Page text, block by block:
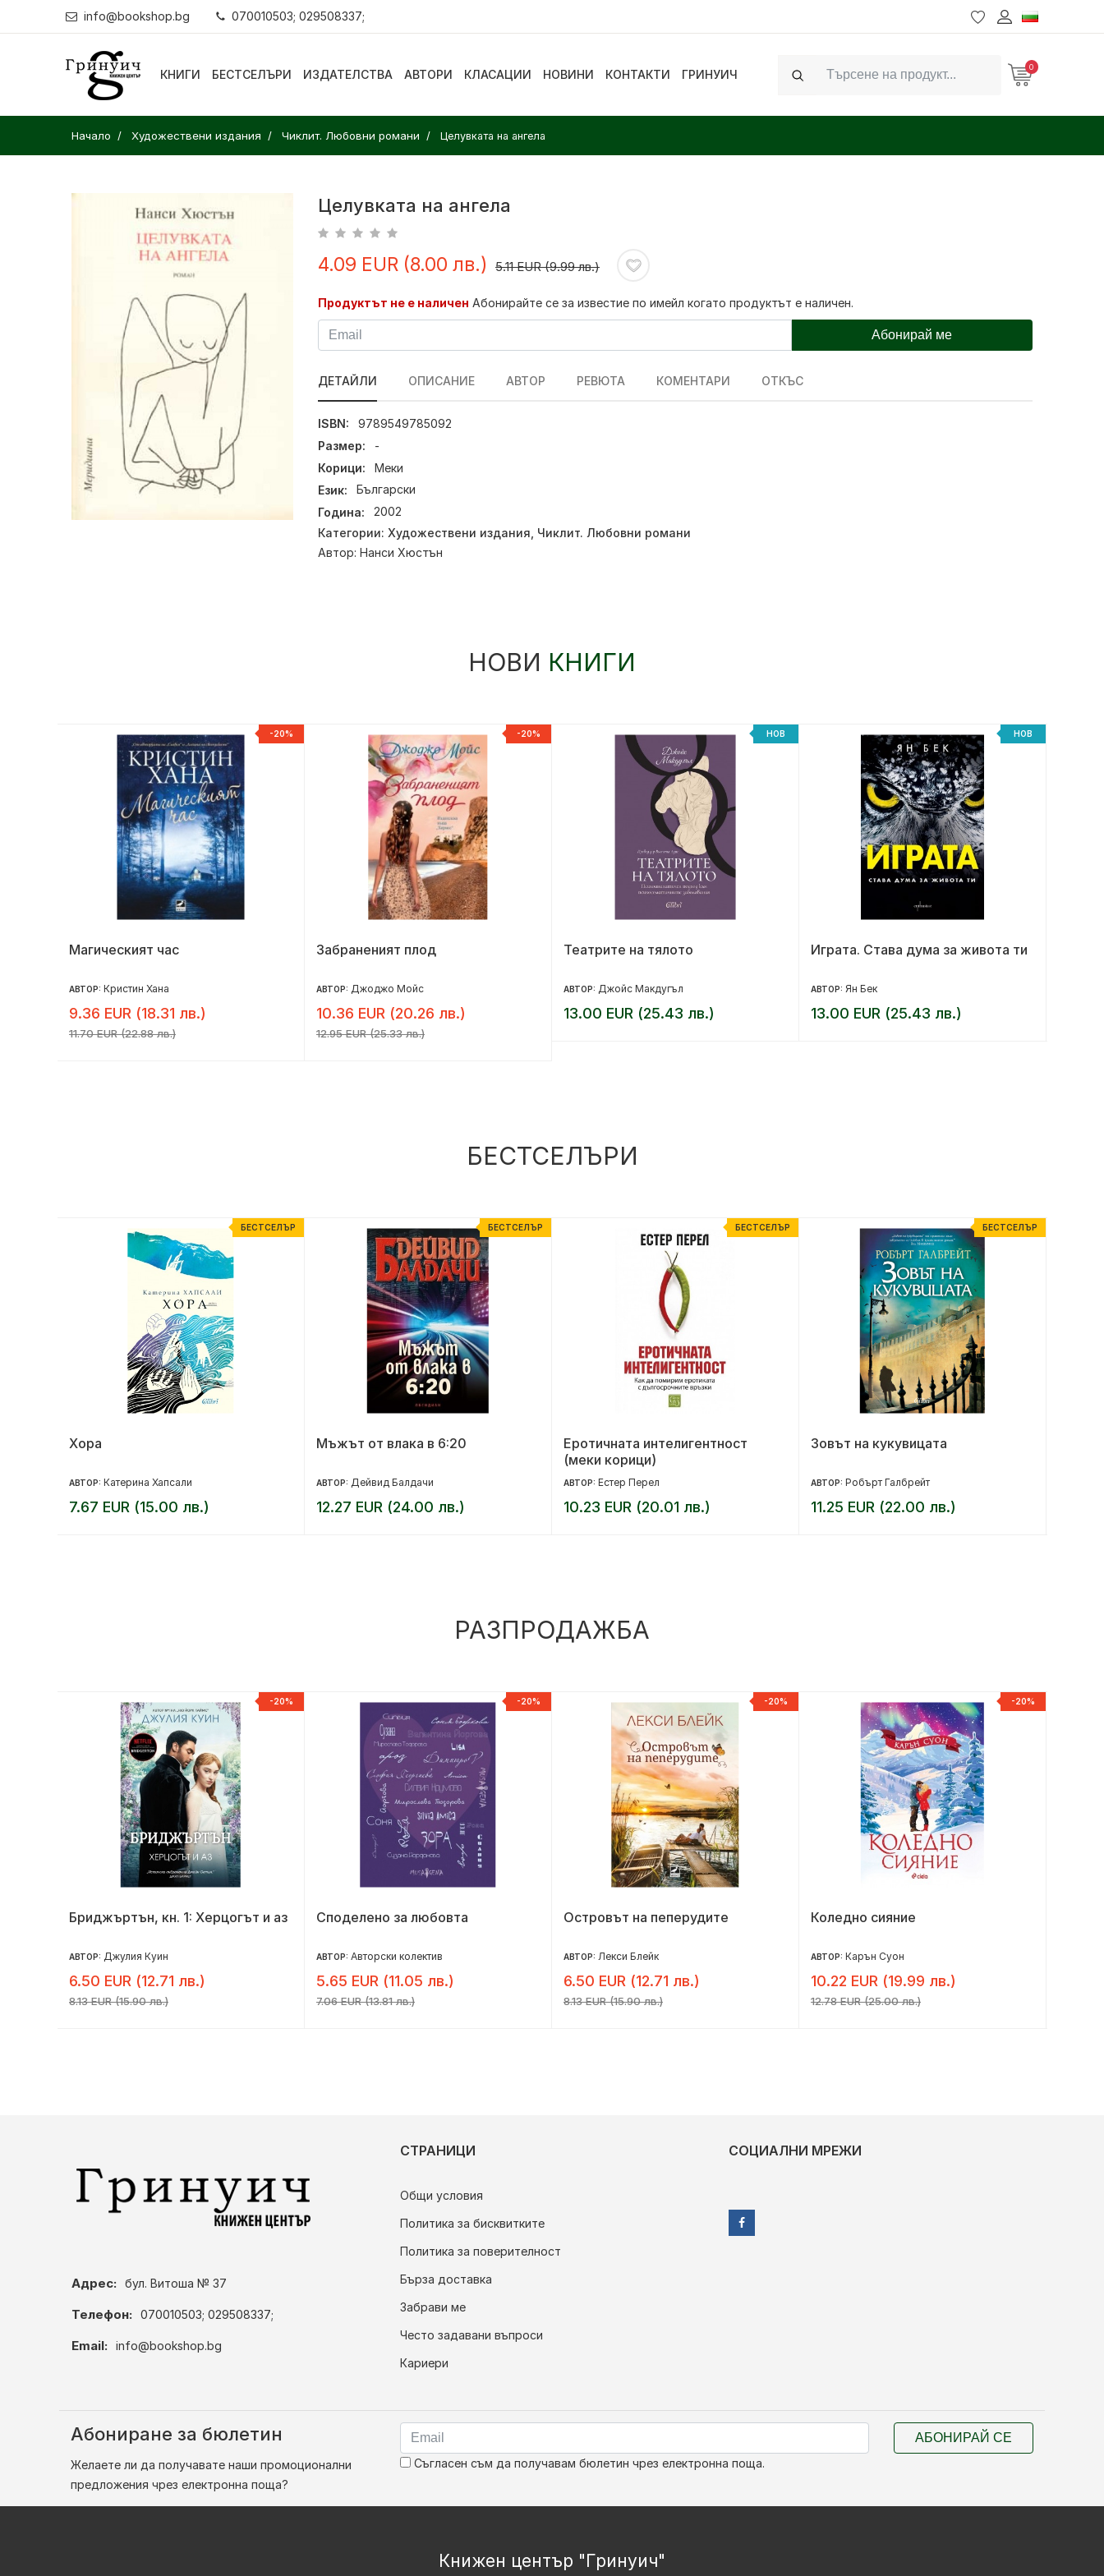
info@bookshop.bg 070010503; 029508337;
КНИГИ БЕСТСЕЛЪРИ ИЗДАТЕЛСТВА АВТОРИ КЛАСАЦИИ НОВИНИ КОНТАКТИ ГРИНУИЧ
Search
0
Начало Художествени издания Чиклит. Любовни романи Целувката на ангела
Целувката на ангела
4.09 EUR (8.00 лв.) 5.11 EUR (9.99 лв.)
Продуктът не е наличен Абонирайте се за известие по имейл когато продуктът е наличен.
Абонирай ме
ДЕТАЙЛИ ОПИСАНИЕ АВТОР РЕВЮТА КОМЕНТАРИ ОТКЪС
ISBN:
9789549785092
Размер:
-
Корици:
Меки
Език:
Български
Година:
2002
Категории: Художествени издания Чиклит. Любовни романи
Автор: Нанси Хюстън
НОВИ КНИГИ
-20%
Магическият час
АВТОР: Кристин Хана
9.36 EUR (18.31 лв.)
11.70 EUR (22.88 лв.)
-20%
Забраненият плод
АВТОР: Джоджо Мойс
10.36 EUR (20.26 лв.)
12.95 EUR (25.33 лв.)
НОВ
Театрите на тялото
АВТОР: Джойс Макдугъл
13.00 EUR (25.43 лв.)
НОВ
Играта. Става дума за живота ти
АВТОР: Ян Бек
13.00 EUR (25.43 лв.)
БЕСТСЕЛЪРИ
БЕСТСЕЛЪР
Хора
АВТОР: Катерина Хапсали
7.67 EUR (15.00 лв.)
БЕСТСЕЛЪР
Мъжът от влака в 6:20
АВТОР: Дейвид Балдачи
12.27 EUR (24.00 лв.)
БЕСТСЕЛЪР
Еротичната интелигентност
(меки корици)
АВТОР: Естер Перел
10.23 EUR (20.01 лв.)
БЕСТСЕЛЪР
Зовът на кукувицата
АВТОР: Робърт Галбрейт
11.25 EUR (22.00 лв.)
РАЗПРОДАЖБА
-20%
Бриджъртън, кн. 1: Херцогът и аз
АВТОР: Джулия Куин
6.50 EUR (12.71 лв.)
8.13 EUR (15.90 лв.)
-20%
Споделено за любовта
АВТОР: Авторски колектив
5.65 EUR (11.05 лв.)
7.06 EUR (13.81 лв.)
-20%
Островът на пеперудите
АВТОР: Лекси Блейк
6.50 EUR (12.71 лв.)
8.13 EUR (15.90 лв.)
-20%
Коледно сияние
АВТОР: Карън Суон
10.22 EUR (19.99 лв.)
12.78 EUR (25.00 лв.)
Адрес: бул. Витоша № 37
Телефон: 070010503; 029508337;
Email: info@bookshop.bg
СТРАНИЦИ
Общи условия
Политика за бисквитките
Политика за поверителност
Бърза доставка
Забрави ме
Често задавани въпроси
Кариери
СОЦИАЛНИ МРЕЖИ
Абониране за бюлетин
Желаете ли да получавате наши промоционални
предложения чрез електронна поща?
Съгласен съм да получавам бюлетин чрез електронна поща.
АБОНИРАЙ СЕ
Книжен център "Гринуич"